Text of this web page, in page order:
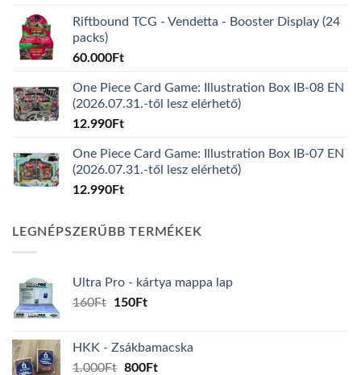
Riftbound TCG - Vendetta - Booster Display (24
packs)
60.000Ft
One Piece Card Game: Illustration Box IB-08 EN
(2026.07.31.-től lesz elérhető)
12.990Ft
One Piece Card Game: Illustration Box IB-07 EN
(2026.07.31.-től lesz elérhető)
12.990Ft
LEGNÉPSZERŰBB TERMÉKEK
Ultra Pro - kártya mappa lap
160Ft
Original
160Ft.
150FtCurrent
150Ft.
HKK - Zsákbamacska
1.000Ft Original
800FtCurrent